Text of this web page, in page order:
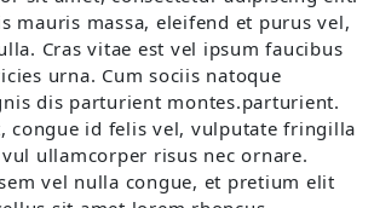
mauris massa, eleifend et purus vel,
Cras vitae est vel ipsum faucibus
urna. Cum sociis natoque
dis parturient montes.parturient.
congue id felis vel, vulputate fringilla
ullamcorper risus nec ornare.
vel nulla congue, et pretium elit